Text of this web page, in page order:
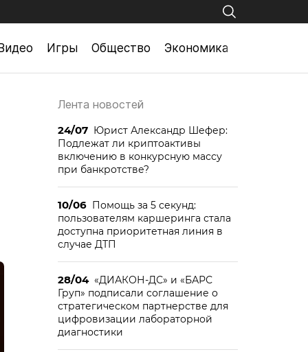
Игры Общество Экономика
Лента новостей
24/07 Юрист Александр Шефер:
Подлежат ли криптоактивы
включению в конкурсную массу
при банкротстве?
10/06 Помощь за 5 секунд:
пользователям каршеринга стала
доступна приоритетная линия в
случае ДТП
28/04 «ДИАКОН-ДС» и «БАРС
Груп» подписали соглашение о
стратегическом партнерстве для
цифровизации лабораторной
диагностики